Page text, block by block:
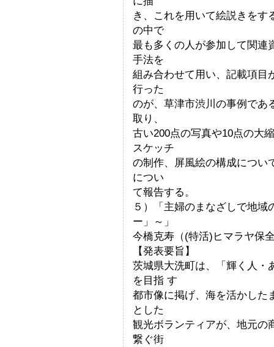
き、これを用いて絵説きをす
の中で
最も多くの人が参加して関連
手法を
組み合わせて用い、記載項目
行った
のが、草津市渋川の事例であ
取り、
古い200点の写真や10点の大
スケッチ
の制作、屏風絵の構成につい
につい
て報告する。
５）「主婦のまなざしで地
ー」～」
今橋克寿（(特活)ヒマラヤ保
【発表要旨】
茨城県大洗町は、「輝く人・
を目指 す
都市像に掲げ、海を活かした
とした
観光ボランティアが、地元の
繋ぐ街